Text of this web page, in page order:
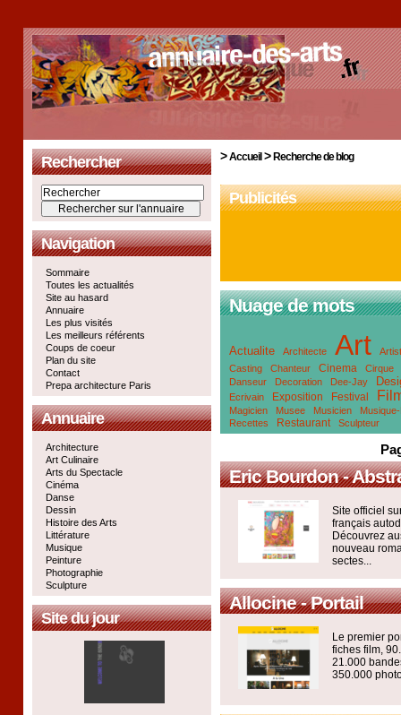
Rechercher
Navigation
Sommaire
Toutes les actualités
Site au hasard
Annuaire
Les plus visités
Les meilleurs référents
Coups de coeur
Plan du site
Contact
Prepa architecture Paris
Annuaire
Architecture
Art Culinaire
Arts du Spectacle
Cinéma
Danse
Dessin
Histoire des Arts
Littérature
Musique
Peinture
Photographie
Sculpture
Site du jour
>Accueil> Recherche de blog
Publicités
Nuage de mots
Actualite Architecte Art
Casting
Chanteur Cinema
Cirque
Danseur
Decoration Dee-Jay
Ecrivain Exposition Festival
Magicien Musee Musicien
Recettes
Restaurant Sculpteur
Eric Bourdon -
Site officiel
français
Découvrez
nouveau
sectes...
Allocine - Portail
Le premier
fiches film,
21.000
350.000